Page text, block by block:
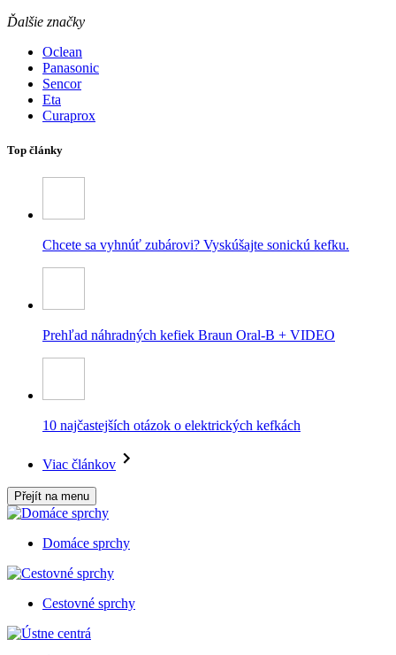
Ďalšie značky
Oclean
Panasonic
Sencor
Eta
Curaprox
Top články
Chcete sa vyhnúť zubárovi? Vyskúšajte sonickú kefku.
Prehľad náhradných kefiek Braun Oral-B + VIDEO
10 najčastejších otázok o elektrických kefkách
Viac článkov
Přejít na menu
Domáce sprchy
Cestovné sprchy